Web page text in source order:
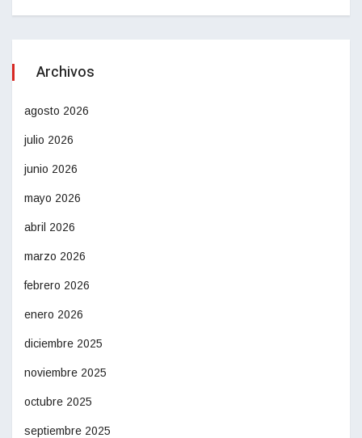
Archivos
agosto 2026
julio 2026
junio 2026
mayo 2026
abril 2026
marzo 2026
febrero 2026
enero 2026
diciembre 2025
noviembre 2025
octubre 2025
septiembre 2025